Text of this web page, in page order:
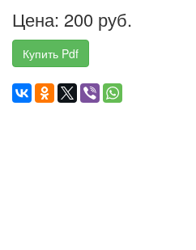
Цена: 200 руб.
Купить Pdf